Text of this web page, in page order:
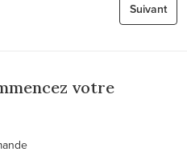
Suivant
votre